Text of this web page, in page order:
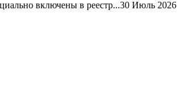
включены в реестр...30 Июль 2026